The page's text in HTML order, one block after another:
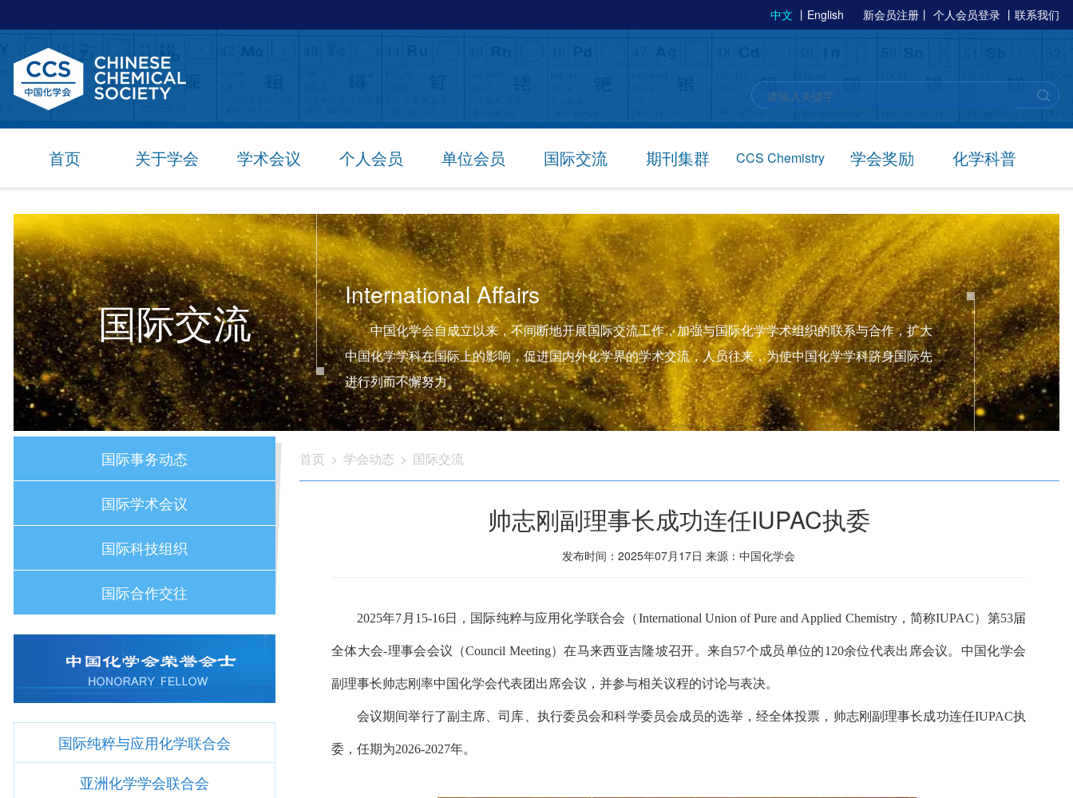
中文 丨 English 新会员注册 丨 个人会员登录 丨 联系我们
首页 关于学会 学术会议 个人会员 单位会员 国际交流 期刊集群 CCS Chemistry 学会奖励 化学科普
国际交流 International Affairs
中国化学会自成立以来，不间断地开展国际交流工作，加强与国际化学学术组织的联系与合作，扩大
中国化学学科在国际上的影响，促进国内外化学界的学术交流，人员往来，为使中国化学学科跻身国际先
进行列而不懈努力。
国际事务动态
国际学术会议
国际科技组织
国际合作交往
国际纯粹与应用化学联合会
亚洲化学学会联合会
首页 > 学会动态 > 国际交流
帅志刚副理事长成功连任IUPAC执委
发布时间：2025年07月17日 来源：中国化学会
2025年7月15-16日，国际纯粹与应用化学联合会（International Union of Pure and Applied Chemistry，简称IUPAC）第53届
全体大会-理事会会议（Council Meeting）在马来西亚吉隆坡召开。来自57个成员单位的120余位代表出席会议。中国化学会
副理事长帅志刚率中国化学会代表团出席会议，并参与相关议程的讨论与表决。
会议期间举行了副主席、司库、执行委员会和科学委员会成员的选举，经全体投票，帅志刚副理事长成功连任IUPAC执
委，任期为2026-2027年。